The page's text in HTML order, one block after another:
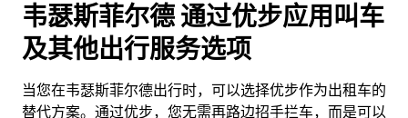
韦瑟斯菲尔德 通过优步应用叫车
及其他出行服务选项
当您在韦瑟斯菲尔德出行时，可以选择优步作为出租车的
替代方案。通过优步，您无需再路边招手拦车，而是可以